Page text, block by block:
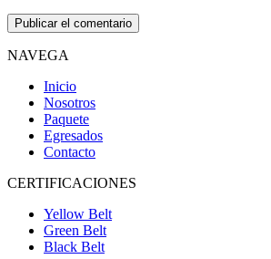
NAVEGA
Inicio
Nosotros
Paquete
Egresados
Contacto
CERTIFICACIONES
Yellow Belt
Green Belt
Black Belt